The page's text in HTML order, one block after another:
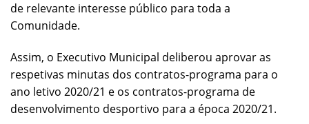
de relevante interesse público para toda a
Comunidade.
Assim, o Executivo Municipal deliberou aprovar as
respetivas minutas dos contratos-programa para o
ano letivo 2020/21 e os contratos-programa de
desenvolvimento desportivo para a época 2020/21.